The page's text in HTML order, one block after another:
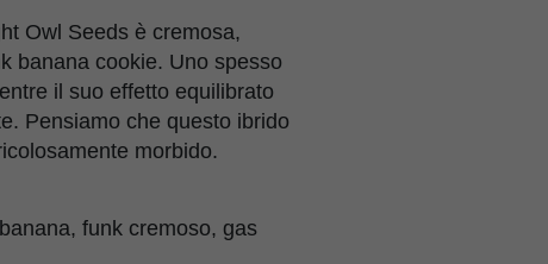
Owl Seeds è cremosa,
banana cookie. Uno spesso
il suo effetto equilibrato
Pensiamo che questo ibrido
morbido.
funk cremoso, gas